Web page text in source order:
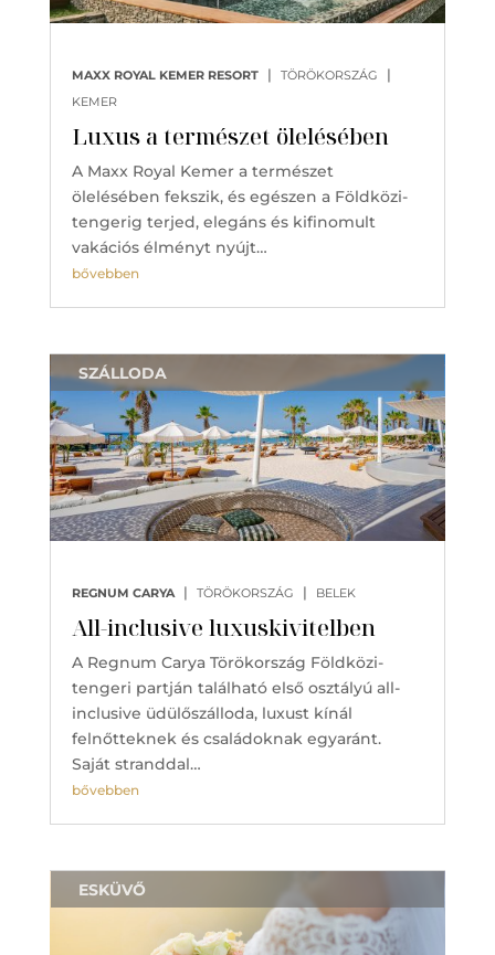
Luxus a természet ölelésében
MAXX ROYAL KEMER RESORT | TÖRÖKORSZÁG |
KEMER
A Maxx Royal Kemer a természet
ölelésében fekszik, és egészen a Földközi-
tengerig terjed, elegáns és kifinomult
vakációs élményt nyújt…
bővebben
All-inclusive luxuskivitelben
REGNUM CARYA | TÖRÖKORSZÁG | BELEK
SZÁLLODA
A Regnum Carya Törökország Földközi-
tengeri partján található első osztályú all-
inclusive üdülőszálloda, luxust kínál
felnőtteknek és családoknak egyaránt.
Saját stranddal…
bővebben
ESKÜVŐ